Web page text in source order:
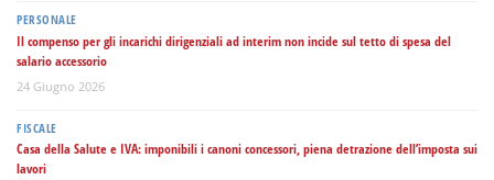
PERSONALE
Il compenso per gli incarichi dirigenziali ad interim non incide sul tetto di spesa del
salario accessorio
24 Giugno 2026
FISCALE
Casa della Salute e IVA: imponibili i canoni concessori, piena detrazione dell’imposta sui
lavori